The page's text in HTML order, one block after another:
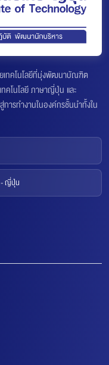
เทคโนโลยีที่มุ่งพัฒนาบัณฑิต
คโนโลยี ภาษาญี่ปุ่น และ
ารทำงานในองค์กรชั้นนำทั้งใน
- ญี่ปุ่น